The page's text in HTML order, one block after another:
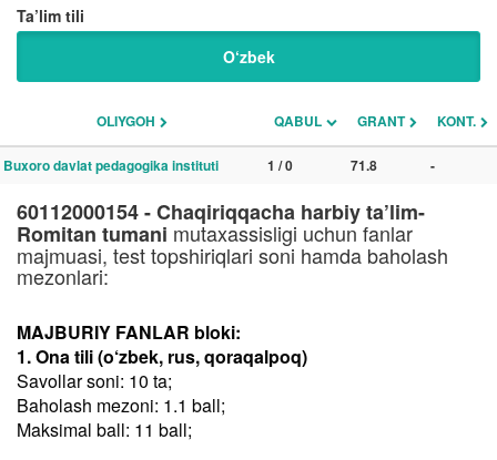
Ta’lim tili
O‘zbek
OLIYGOH QABUL GRANT KONT.
Buxoro davlat pedagogika instituti 1 / 0 71.8 -
60112000154 - Chaqiriqqacha harbiy ta’lim-
Romitan tumani mutaxassisligi uchun fanlar
majmuasi, test topshiriqlari soni hamda baholash
mezonlari:
MAJBURIY FANLAR bloki:
1. Ona tili (o‘zbek, rus, qoraqalpoq)
Savollar soni: 10 ta;
Baholash mezoni: 1.1 ball;
Maksimal ball: 11 ball;